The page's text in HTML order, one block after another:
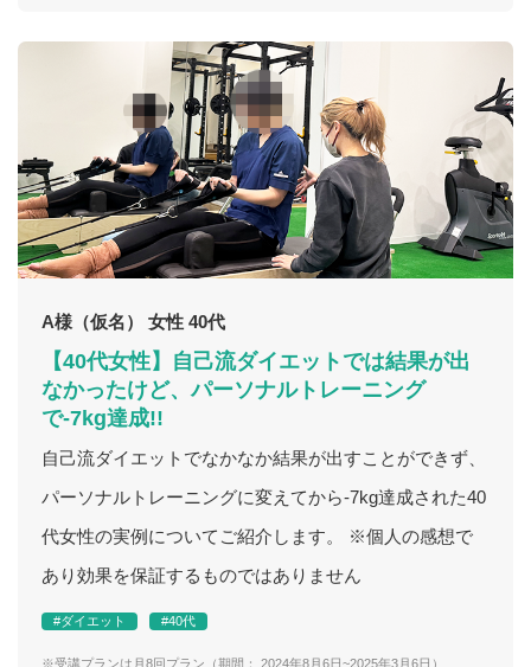
A様（仮名） 女性 40代
【40代女性】自己流ダイエットでは結果が出
なかったけど、パーソナルトレーニング
で-7kg達成!!
自己流ダイエットでなかなか結果が出すことができず、
パーソナルトレーニングに変えてから-7kg達成された40
代女性の実例についてご紹介します。 ※個人の感想で
あり効果を保証するものではありません
#ダイエット #40代
※受講プランは月8回プラン（期間： 2024年8月6日~2025年3月6日）